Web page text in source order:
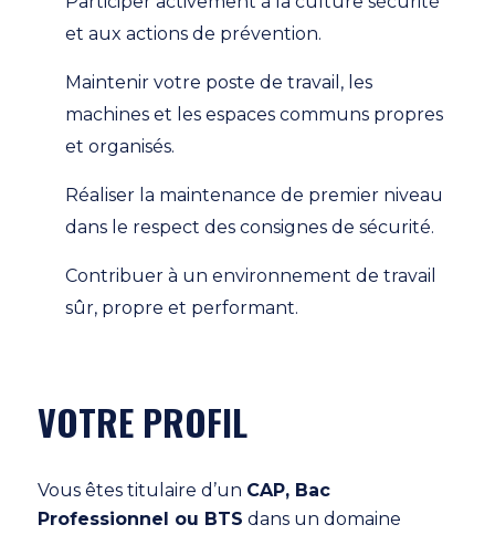
et aux actions de prévention.
Maintenir votre poste de travail, les
machines et les espaces communs propres
et organisés.
Réaliser la maintenance de premier niveau
dans le respect des consignes de sécurité.
Contribuer à un environnement de travail
sûr, propre et performant.
VOTRE PROFIL
Vous êtes titulaire d’un CAP, Bac
Professionnel ou BTS dans un domaine